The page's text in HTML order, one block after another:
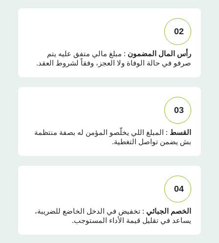
02
رأس المال المضمون : مبلغ مالي متفق عليه يتم
صرفو في حالة الوفاة ولا العجز، وفقاً لشروط العقد.
03
القسط : المبلغ اللي يخلّصو المؤمن له بصفة منتظمة
بش يضمن تواصل التغطية.
04
الخصم الجبائي : تخفيض في الدخل الخاضع للضريبة،
يساعد في تقليل قيمة الأداء المستوجب.